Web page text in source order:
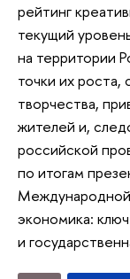
рейтинг
текущий
на территории
точки их
творчества,
жителей и,
российской
по итогам
экономика:
и